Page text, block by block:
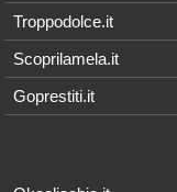
Troppodolce.it
Scoprilamela.it
Goprestiti.it